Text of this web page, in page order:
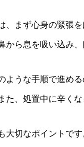
、まず心身の緊張
から息を吸い込み
ような手順で進め
た、処置中に辛く
大切なポイントで